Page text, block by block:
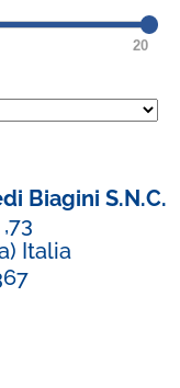
20
Biagini S.N.C.
Italia